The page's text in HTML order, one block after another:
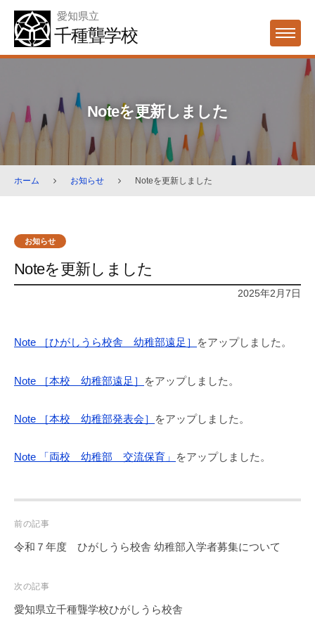
Skip
content
愛知県立
千種聾学校 MENU
Noteを更新しました
ホーム お知らせ Noteを更新しました
お知らせ
Noteを更新しました
2025年2月7日
Note ［ひがしうら校舎 幼稚部遠足］ をアップしました。
Note ［本校 幼稚部遠足］ をアップしました。
Note ［本校 幼稚部発表会］ をアップしました。
Note 「両校 幼稚部 交流保育」 をアップしました。
Post
navigation
前の記事
令和７年度 ひがしうら校舎 幼稚部入学者募集について
次の記事
愛知県立千種聾学校ひがしうら校舎